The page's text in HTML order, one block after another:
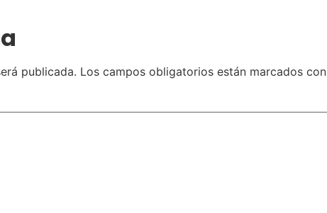
publicada. Los campos obligatorios están marcados con